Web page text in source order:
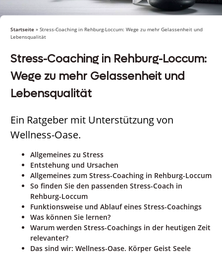
Startseite » Stress-Coaching in Rehburg-Loccum: Wege zu mehr Gelassenheit und
Lebensqualität
Stress-Coaching in Rehburg-Loccum:
Wege zu mehr Gelassenheit und
Lebensqualität
Ein Ratgeber mit Unterstützung von
Wellness-Oase.
Allgemeines zu Stress
Entstehung und Ursachen
Allgemeines zum Stress-Coaching in Rehburg-Loccum
So finden Sie den passenden Stress-Coach in
Rehburg-Loccum
Funktionsweise und Ablauf eines Stress-Coachings
Was können Sie lernen?
Warum werden Stress-Coachings in der heutigen Zeit
relevanter?
Das sind wir: Wellness-Oase. Körper Geist Seele